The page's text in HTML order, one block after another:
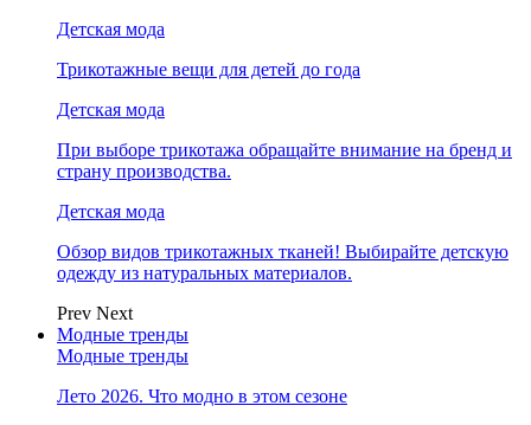
Детская мода
Трикотажные вещи для детей до года
Детская мода
При выборе трикотажа обращайте внимание на бренд и
страну производства.
Детская мода
Обзор видов трикотажных тканей! Выбирайте детскую
одежду из натуральных материалов.
Prev Next
Модные тренды
Модные тренды
Лето 2026. Что модно в этом сезоне